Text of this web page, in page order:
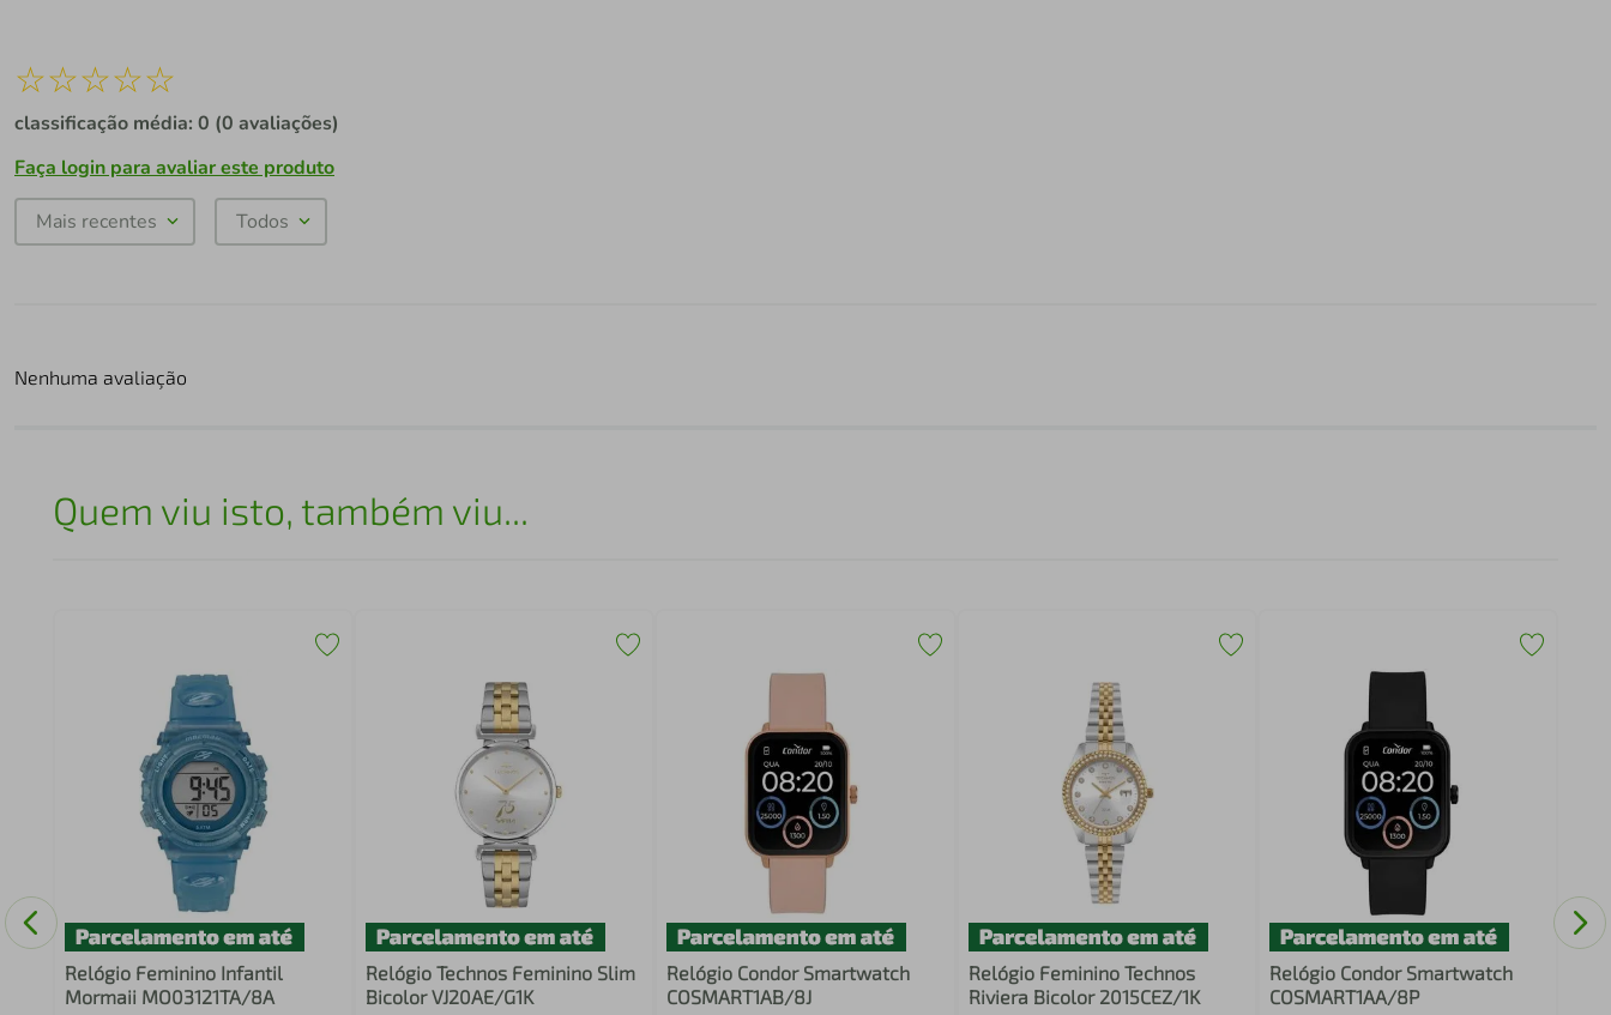
☆☆☆☆☆
classificação média: 0 (0 avaliações)
Faça login para avaliar este produto
Mais recentes Todos
Nenhuma avaliação
Quem viu isto, também viu...
Relógio Feminino Infantil
Mormaii MO03121TA/8A
Relógio Technos Feminino Slim
Bicolor VJ20AE/G1K
Relógio Condor Smartwatch
COSMART1AB/8J
Relógio Feminino Technos
Riviera Bicolor 2015CEZ/1K
Relógio Condor Smartwatch
COSMART1AA/8P